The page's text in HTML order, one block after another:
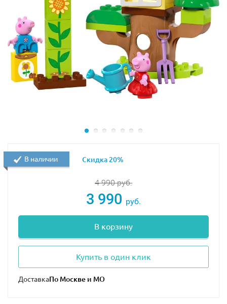
4 990руб.
3 990 руб.
В корзину
Купить в один клик
Доставка
В наличии Скидка 20%